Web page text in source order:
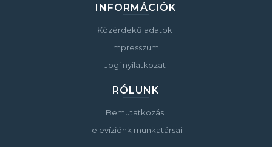
INFORMÁCIÓK
Közérdekű adatok
Impresszum
Jogi nyilatkozat
RÓLUNK
Bemutatkozás
Televíziónk munkatársai